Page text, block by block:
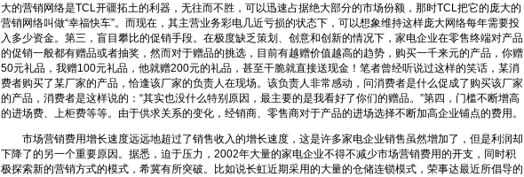
大的营销网络是TCL开疆拓土的利器，无往而不胜，可以迅速占据绝大部分的市场份额，那时TCL把它的庞大的
营销网络叫做“幸福快车”。而现在，其主营业务彩电几近亏损的状态下，可以想象维持这样庞大网络每年需要投
入多少资金。第三，盲目攀比的促销手段。在极度缺乏策划、创意和创新的情况下，家电企业在零售终端对产品
的促销一般都有赠品或者抽奖，然而对于赠品的挑选，目前有越赠价值越高的趋势，购买一千来元的产品，你赠
50元礼品，我赠100元礼品，他就赠200元的礼品，甚至干脆就直接送现金！笔者曾经听说过这样的笑话，某消
费者购买了某厂家的产品，恰逢该厂家的负责人在现场。该负责人非常感动，问消费者是什么促成了购买该厂家
的产品，消费者是这样说的：“其实也没什么特别原因，最主要的是我看好了你们的赠品。”第四，门槛不断增高
的进场费、上柜费等等。由于供求关系的变化，经销商、零售商对于产品的进场选择不断加高企业铺点的费用。
市场营销费用增长速度远远地超过了销售收入的增长速度，这是许多家电企业销售虽然增加了，但是利润却
下降了的另一个重要原因。据悉，迫于压力，2002年大量的家电企业不得不减少市场营销费用的开支，同时积
极探索新的营销方式的模式，希冀有所突破。比如说长虹近期采用的大量的仓储连锁模式，荣事达最近所倡导的